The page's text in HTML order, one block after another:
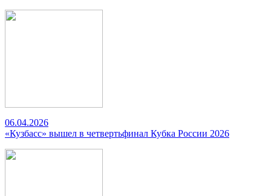
06.04.2026
«Кузбасс» вышел в четвертьфинал Кубка России 2026